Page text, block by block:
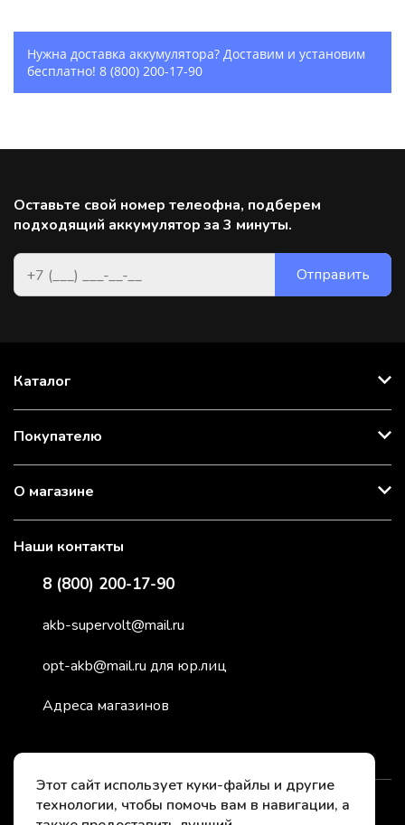
Нужна доставка аккумулятора? Доставим и установим
бесплатно! 8 (800) 200-17-90
Оставьте свой номер телеофна, подберем
подходящий аккумулятор за 3 минуты.
Каталог
Покупателю
О магазине
Наши контакты
8 (800) 200-17-90
akb-supervolt@mail.ru
opt-akb@mail.ru для юр.лиц
Адреса магазинов
2026 © СуперВольт - заряжено энергией
Этот сайт использует куки-файлы и другие
технологии, чтобы помочь вам в навигации, а